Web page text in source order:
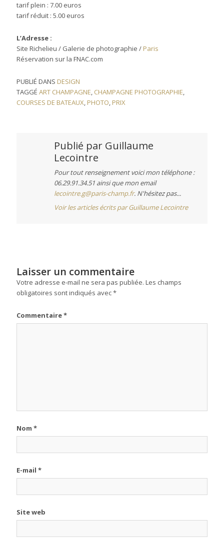
tarif plein : 7.00 euros
tarif réduit : 5.00 euros
L’Adresse :
Site Richelieu / Galerie de photographie / Paris
Réservation sur la FNAC.com
PUBLIÉ DANS DESIGN
TAGGÉART CHAMPAGNE, CHAMPAGNE PHOTOGRAPHIE,
COURSES DE BATEAUX, PHOTO, PRIX
Publié par Guillaume
Lecointre
Pour tout renseignement voici mon téléphone :
06.29.91.34.51 ainsi que mon email
lecointre.g@paris-champ.fr. N'hésitez pas...
Voir les articles écrits par Guillaume Lecointre
Laisser un commentaire
Votre adresse e-mail ne sera pas publiée. Les champs
obligatoires sont indiqués avec*
Commentaire*
Nom*
E-mail*
Site web